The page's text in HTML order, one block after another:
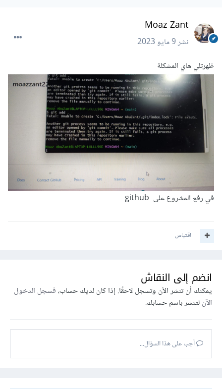
Moaz Zant
نشر9 مايو 2023
ظهرتلي هاي المشكلة
في رفع المشروع على github
اقتباس
انضم إلى النقاش
يمكنك أن تنشر الآن وتسجل لاحقًا. إذا كان لديك حساب،فسجل الدخول
الآنلتنشر باسم حسابك.
أجب على هذا السؤال...